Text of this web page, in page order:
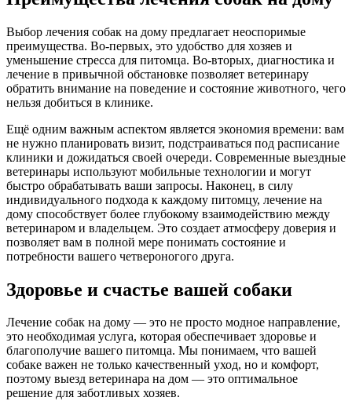
Выбор лечения собак на дому предлагает неоспоримые
преимущества. Во-первых, это удобство для хозяев и
уменьшение стресса для питомца. Во-вторых, диагностика и
лечение в привычной обстановке позволяет ветеринару
обратить внимание на поведение и состояние животного, чего
нельзя добиться в клинике.
Ещё одним важным аспектом является экономия времени: вам
не нужно планировать визит, подстраиваться под расписание
клиники и дожидаться своей очереди. Современные выездные
ветеринары используют мобильные технологии и могут
быстро обрабатывать ваши запросы. Наконец, в силу
индивидуального подхода к каждому питомцу, лечение на
дому способствует более глубокому взаимодействию между
ветеринаром и владельцем. Это создает атмосферу доверия и
позволяет вам в полной мере понимать состояние и
потребности вашего четвероногого друга.
Здоровье и счастье вашей собаки
Лечение собак на дому — это не просто модное направление,
это необходимая услуга, которая обеспечивает здоровье и
благополучие вашего питомца. Мы понимаем, что вашей
собаке важен не только качественный уход, но и комфорт,
поэтому выезд ветеринара на дом — это оптимальное
решение для заботливых хозяев.